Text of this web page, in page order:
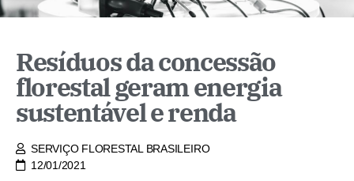
Resíduos da concessão
florestal geram energia
sustentável e renda
SERVIÇO FLORESTAL BRASILEIRO
12/01/2021